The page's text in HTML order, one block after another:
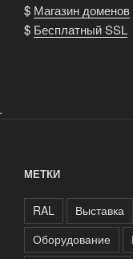
$ Магазин доменов
$ Бесплатный SSL
.
МЕТКИ
RAL Выставка
Оборудование